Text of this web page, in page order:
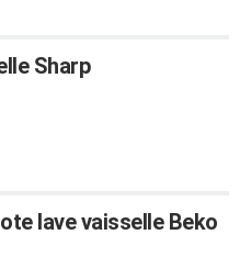
Sharp
lave vaisselle Beko